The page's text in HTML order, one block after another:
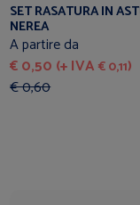
SET RASATURA IN
NEREA
A partire da
€ 0,50 (+ IVA€ 0,11)
€ 0,60